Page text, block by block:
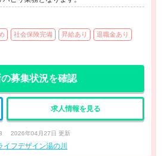
社会保険完備 昇給あり 退職金あり
募集状況を確認
求人情報を見る
2026年04月27日 更新
フデザイン湯の川